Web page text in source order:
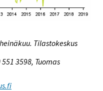
Tilastokeskus
3598, Tuomas